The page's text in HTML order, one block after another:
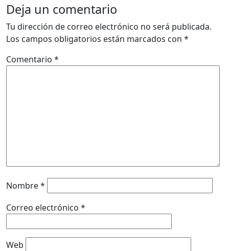
Deja un comentario
Tu dirección de correo electrónico no será publicada.
Los campos obligatorios están marcados con *
Comentario *
Nombre*
Correo electrónico *
Web